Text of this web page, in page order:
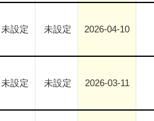
未設定 未設定 2026-04-10
未設定 未設定 2026-03-11